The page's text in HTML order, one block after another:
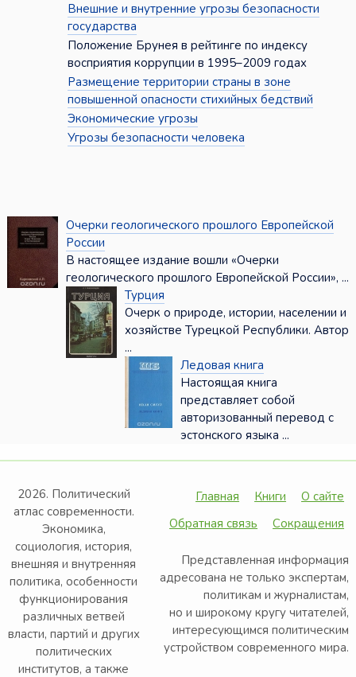
Внешние и внутренние угрозы безопасности
государства
Положение Брунея в рейтинге по индексу
восприятия коррупции в 1995–2009 годах
Размещение территории страны в зоне
повышенной опасности стихийных бедствий
Экономические угрозы
Угрозы безопасности человека
Очерки геологического прошлого Европейской
России
В настоящее издание вошли «Очерки
геологического прошлого Европейской России», ...
Турция
Очерк о природе, истории, населении и
хозяйстве Турецкой Республики. Автор
...
Ледовая книга
Настоящая книга
представляет собой
авторизованный перевод с
эстонского языка ...
2026. Политический
атлас современности.
Экономика,
социология, история,
внешняя и внутренняя
политика, особенности
функционирования
различных ветвей
власти, партий и других
политических
институтов, а также
Главная Книги
О сайте
Обратная связь
Сокращения
Представленная информация
адресована не только экспертам,
политикам и журналистам,
но и широкому кругу читателей,
интересующимся политическим
устройством современного мира.